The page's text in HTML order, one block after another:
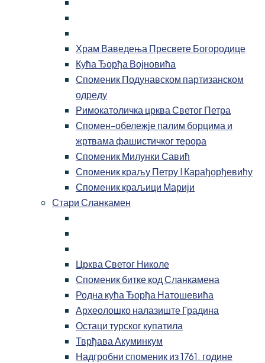
Храм Ваведења Пресвете Богородице
Кућа Ђорђа Војновића
Споменик Подунавском партизанском
одреду
Римокатоличка црква Светог Петра
Спомен-обележје палим борцима и
жртвама фашистичког терора
Споменик Милунки Савић
Споменик краљу Петру I Карађорђевићу
Споменик краљици Марији
Стари Сланкамен
Црква Светог Николе
Споменик битке код Сланкамена
Родна кућа Ђорђа Натошевића
Археолошко налазиште Градина
Остаци турског купатила
Тврђава Акуминкум
Надгробни споменик из 1761. године